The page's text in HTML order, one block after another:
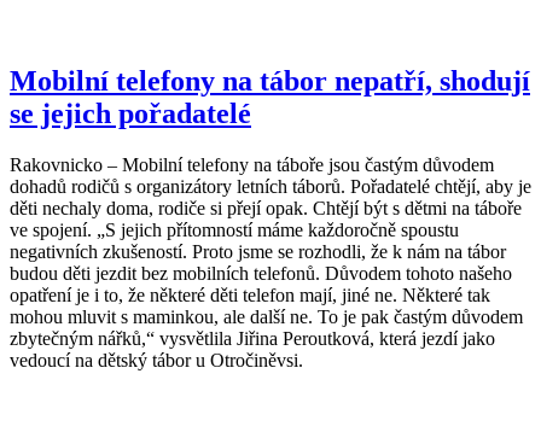
Mobilní telefony na tábor nepatří, shodují
se jejich pořadatelé
Rakovnicko – Mobilní telefony na táboře jsou častým důvodem
dohadů rodičů s organizátory letních táborů. Pořadatelé chtějí, aby je
děti nechaly doma, rodiče si přejí opak. Chtějí být s dětmi na táboře
ve spojení. „S jejich přítomností máme každoročně spoustu
negativních zkušeností. Proto jsme se rozhodli, že k nám na tábor
budou děti jezdit bez mobilních telefonů. Důvodem tohoto našeho
opatření je i to, že některé děti telefon mají, jiné ne. Některé tak
mohou mluvit s maminkou, ale další ne. To je pak častým důvodem
zbytečným nářků,“ vysvětlila Jiřina Peroutková, která jezdí jako
vedoucí na dětský tábor u Otročiněvsi.